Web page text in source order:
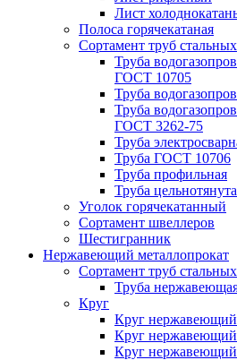
Лист
Полоса горячекатаная
Сортамент труб стальных
Труба
ГОСТ 10705
Труба
Труба
ГОСТ 3262-75
Труба
Труба ГОСТ 10706
Труба профильная
Труба
Уголок горячекатанный
Сортамент швеллеров
Шестигранник
Нержавеющий металлопрокат
Сортамент труб стальных
Труба
Круг
Круг нержавеющий
Круг
Круг